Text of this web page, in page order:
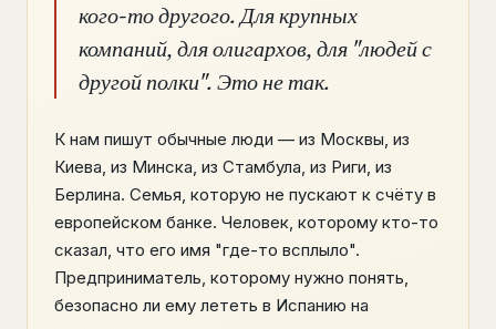
кого-то другого. Для крупных
компаний, для олигархов, для "людей с
другой полки". Это не так.
К нам пишут обычные люди — из Москвы, из
Киева, из Минска, из Стамбула, из Риги, из
Берлина. Семья, которую не пускают к счёту в
европейском банке. Человек, которому кто-то
сказал, что его имя "где-то всплыло".
Предприниматель, которому нужно понять,
безопасно ли ему лететь в Испанию на